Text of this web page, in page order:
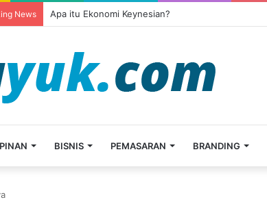
News Apa itu Ekonomi Keynesian?
BISNIS PEMASARAN BRANDING